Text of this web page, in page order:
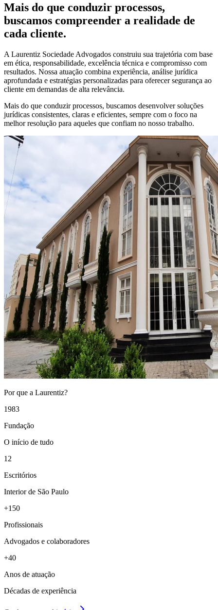
Mais do que conduzir processos,
buscamos compreender a realidade de
cada cliente.
A Laurentiz Sociedade Advogados construiu sua trajetória com base
em ética, responsabilidade, excelência técnica e compromisso com
resultados. Nossa atuação combina experiência, análise jurídica
aprofundada e estratégias personalizadas para oferecer segurança ao
cliente em demandas de alta relevância.
Mais do que conduzir processos, buscamos desenvolver soluções
jurídicas consistentes, claras e eficientes, sempre com o foco na
melhor resolução para aqueles que confiam no nosso trabalho.
Por que a Laurentiz?
1983
Fundação
O início de tudo
12
Escritórios
Interior de São Paulo
+150
Profissionais
Advogados e colaboradores
+40
Anos de atuação
Décadas de experiência